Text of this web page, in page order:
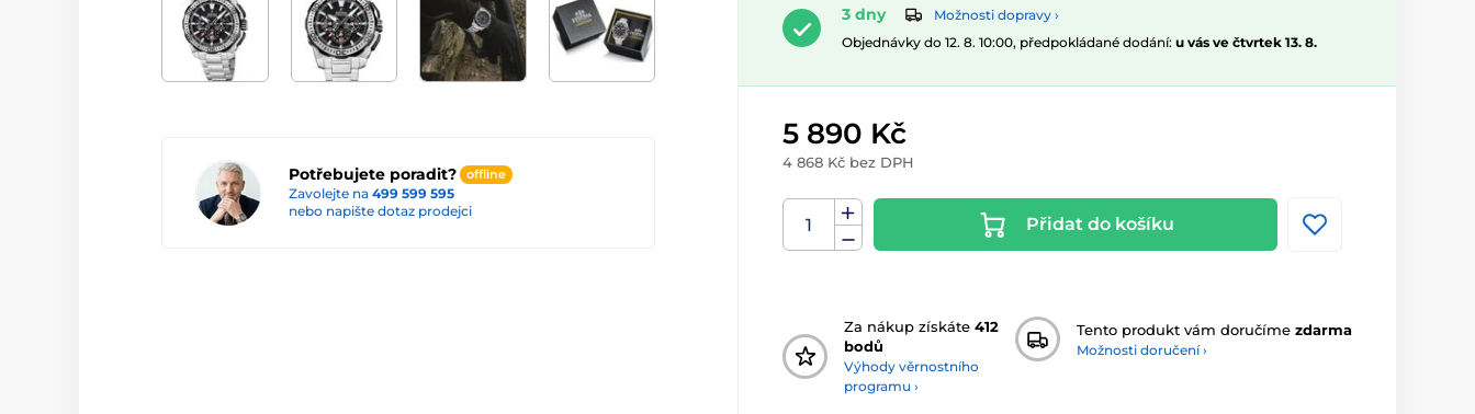
Potřebujete poradit? offline
Zavolejte na 499 599 595
nebo napište dotaz prodejci
3 dny
Možnosti dopravy ›
Objednávky do 12. 8. 10:00, předpokládané dodání: u vás ve čtvrtek 13. 8.
5 890 Kč
4 868 Kč bez DPH
Přidat do košíku
Za nákup získáte 412
bodů
Výhody věrnostního
programu ›
Tento produkt vám doručíme zdarma
Možnosti doručení ›